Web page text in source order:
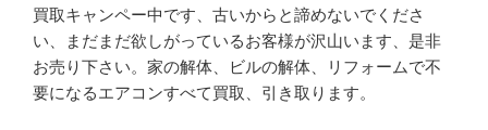
買取キャンペー中です、古いからと諦めないでくださ
い、まだまだ欲しがっているお客様が沢山います、是非
お売り下さい。家の解体、ビルの解体、リフォームで不
要になるエアコンすべて買取、引き取ります。